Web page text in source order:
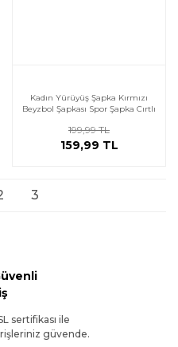
Kadın Yürüyüş Şapka Kırmızı
Beyzbol Şapkası Spor Şapka Cırtlı
199,99 TL
159,99 TL
3
sertifikası ile
güvende.